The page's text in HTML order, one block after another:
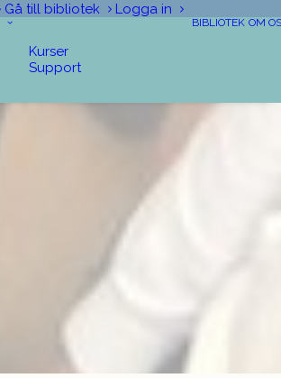
Gå till bibliotek Logga in
Kurser
Support
BIBLIOTEK OM